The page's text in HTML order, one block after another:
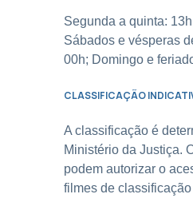
Segunda a quinta:
Sábados e vésperas
00h; Domingo e
CLASSIFICAÇÃO
A classificação é
Ministério da Justiça.
podem autorizar o
filmes de